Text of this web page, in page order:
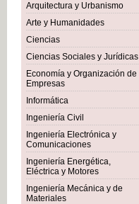
Arquitectura y Urbanismo
Arte y Humanidades
Ciencias
Ciencias Sociales y Jurídicas
Economía y Organización de
Empresas
Informática
Ingeniería Civil
Ingeniería Electrónica y
Comunicaciones
Ingeniería Energética,
Eléctrica y Motores
Ingeniería Mecánica y de
Materiales